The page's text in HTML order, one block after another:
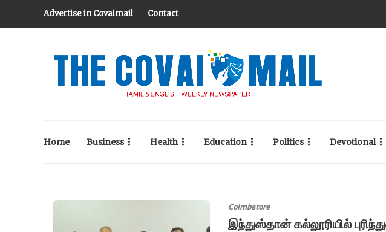
Advertise in Covaimail Contact
Home Business Health Education Politics Devotional
Coimbatore
இந்துஸ்தான் கல்லூரியில்